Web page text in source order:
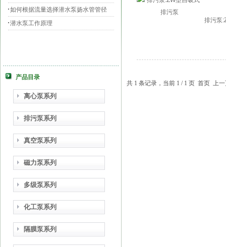
如何根据流量选择潜水泵扬水管管径
潜水泵工作原理
产品目录
离心泵系列
排污泵系列
真空泵系列
磁力泵系列
多级泵系列
化工泵系列
隔膜泵系列
排污泵
共 1 条记录，当前 1 / 1 页 首页 上